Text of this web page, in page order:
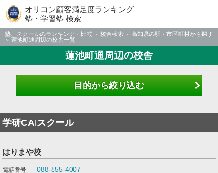
オリコン顧客満足度ランキング
塾・学習塾 検索
塾、スクールのランキング・比較 校舎検索
高知県の駅・市区町村から探す
蓮池町通周辺の校舎一覧
蓮池町通周辺の校舎
目的から絞り込む
学研CAIスクール
はりまや校
088-855-4007